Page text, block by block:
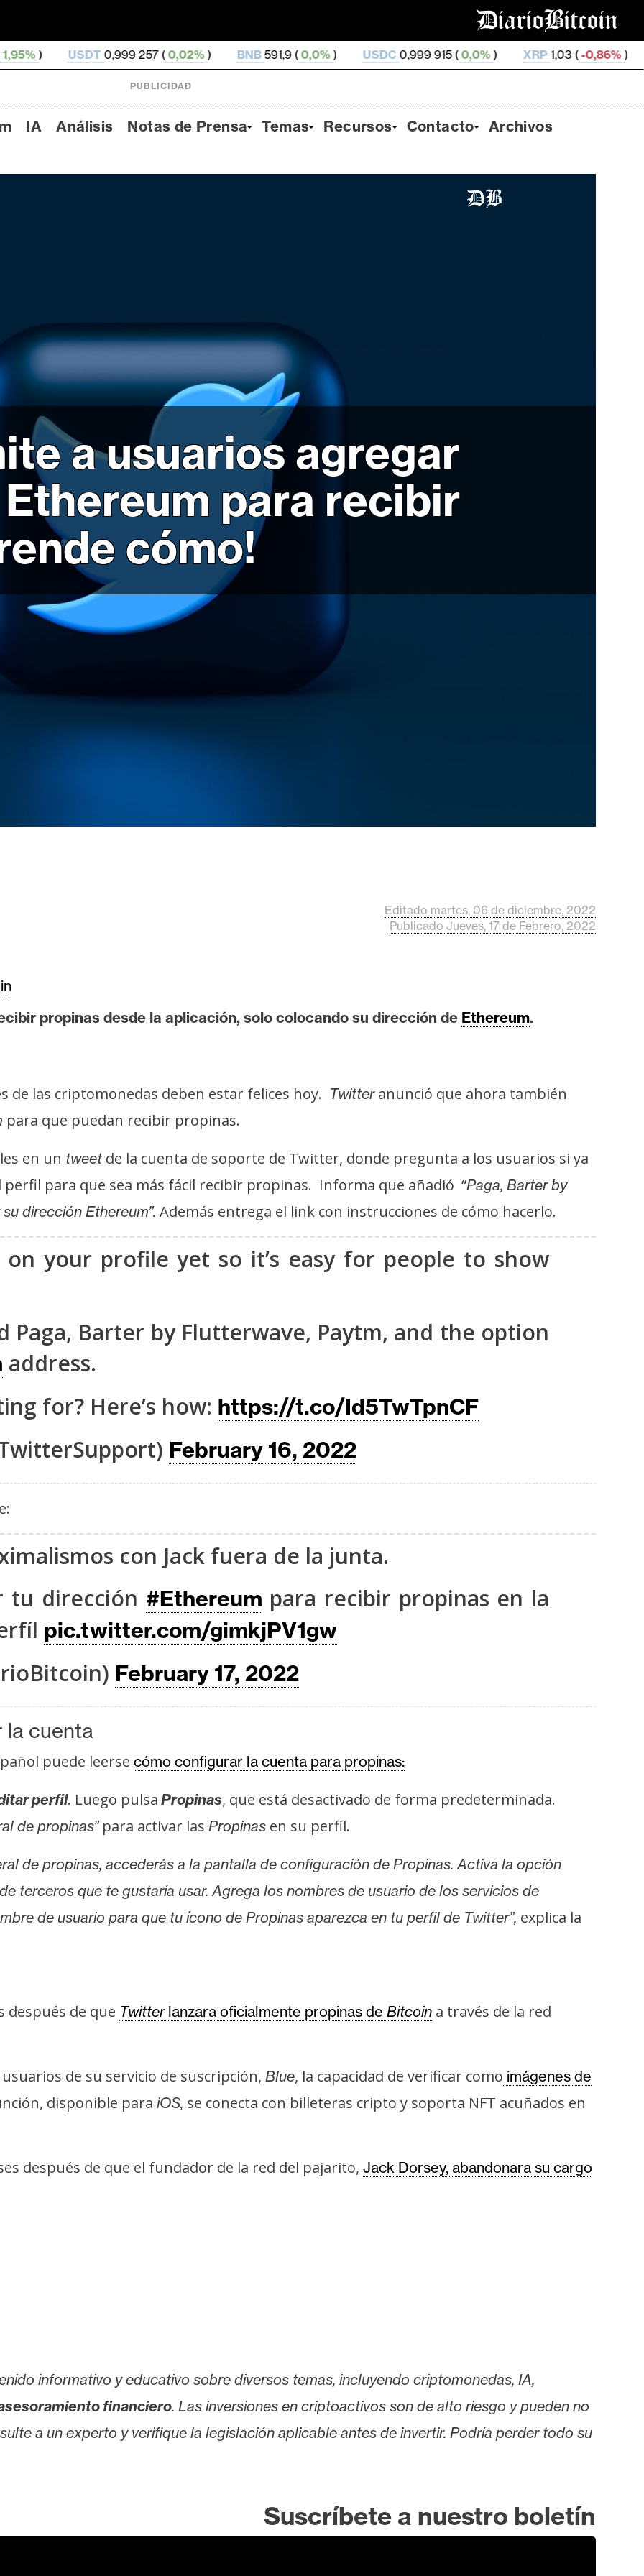
0,999 257 (0,02%) BNB591,9 ( 0,0%) USDC0,999 915 (0,0%) XRP1,03 ( -0,86%) SOL73,8 (
PUBLICIDAD
IA Análisis Notas de Prensa Temas Recursos Contacto Archivos
a usuarios agregar
para recibir
cómo!
Editado martes, 06 de diciembre, 2022
Publicado Jueves, 17 de Febrero, 2022
propinas desde la aplicación, solo colocando su dirección de Ethereum.
de las criptomonedas deben estar felices hoy. Twitteranunció que ahora también
para que puedan recibir propinas.
en un tweet de la cuenta de soporte de Twitter, donde pregunta a los usuarios si ya
para que sea más fácil recibir propinas. Informa que añadió “Paga, Barter by
dirección Ethereum”. Además entrega el link con instrucciones de cómo hacerlo.
on your profile yet so it’s easy for people to show
Paga, Barter by Flutterwave, Paytm, and the option
address.
for? Here’s how: https://t.co/Id5TwTpnCF
February 16, 2022
con Jack fuera de la junta.
tu dirección #Ethereum para recibir propinas en la
pic.twitter.com/gimkjPV1gw
February 17, 2022
la cuenta
puede leerse cómo configurar la cuenta para propinas:
perfil. Luego pulsa Propinas, que está desactivado de forma predeterminada.
de propinas”para activar las Propinas en su perfil.
de propinas, accederás a la pantalla de configuración de Propinas. Activa la opción
terceros que te gustaría usar. Agrega los nombres de usuario de los servicios de
de usuario para que tu ícono de Propinas aparezca en tu perfil de Twitter”, explica la
después de que Twitterlanzara oficialmente propinas de Bitcoin a través de la red
de su servicio de suscripción, Blue, la capacidad de verificar como imágenes de
disponible para iOS, se conecta con billeteras cripto y soporta NFT acuñados en
después de que el fundador de la red del pajarito, Jack Dorsey, abandonara su cargo
informativo y educativo sobre diversos temas, incluyendo criptomonedas, IA,
financiero. Las inversiones en criptoactivos son de alto riesgo y pueden no
a un experto y verifique la legislación aplicable antes de invertir. Podría perder todo su
Suscríbete a nuestro boletín